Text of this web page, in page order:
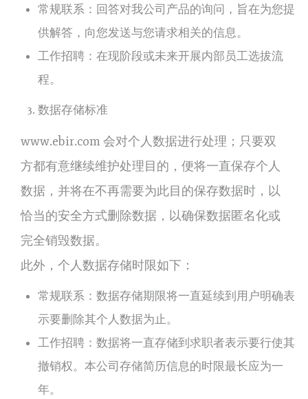
常规联系：回答对我公司产品的询问，旨在为您提
供解答，向您发送与您请求相关的信息。
工作招聘：在现阶段或未来开展内部员工选拔流
程。
数据存储标准
www.ebir.com 会对个人数据进行处理；只要双
方都有意继续维护处理目的，便将一直保存个人
数据，并将在不再需要为此目的保存数据时，以
恰当的安全方式删除数据，以确保数据匿名化或
完全销毁数据。
此外，个人数据存储时限如下：
常规联系：数据存储期限将一直延续到用户明确表
示要删除其个人数据为止。
工作招聘：数据将一直存储到求职者表示要行使其
撤销权。本公司存储简历信息的时限最长应为一
年。